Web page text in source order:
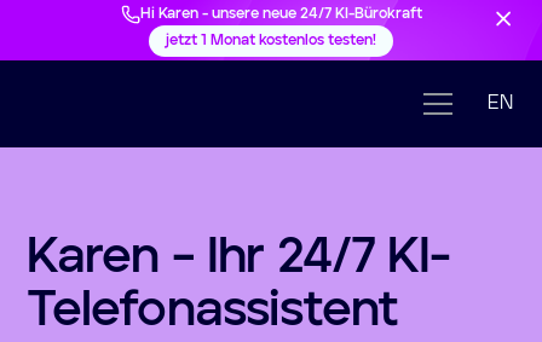
Hi Karen - unsere neue 24/7 KI-Bürokraft
jetzt 1 Monat kostenlos testen!
EN
Karen – Ihr 24/7 KI-
Telefonassistent